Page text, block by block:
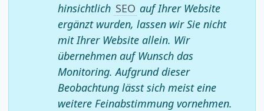
hinsichtlich SEO auf Ihrer Website
ergänzt wurden, lassen wir Sie nicht
mit Ihrer Website allein. Wir
übernehmen auf Wunsch das
Monitoring. Aufgrund dieser
Beobachtung lässt sich meist eine
weitere Feinabstimmung vornehmen.